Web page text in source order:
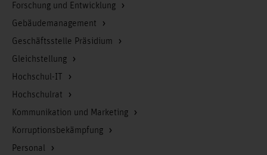
Forschung und Entwicklung
Gebäudemanagement
Geschäftsstelle Präsidium
Gleichstellung
Hochschul-IT
Hochschulrat
Kommunikation und Marketing
Korruptionsbekämpfung
Personal